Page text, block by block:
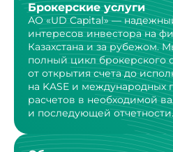
Брокерские услуги
АО «UD Capital» —
интересов инвестора на
Казахстана и за рубежом.
полный цикл брокерского
от открытия счета до
на KASE и международных
расчетов в необходимой
и последующей отчетности.